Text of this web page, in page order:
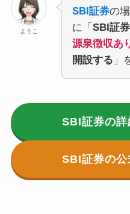
ようこ
SBI証券の
に「 SBI証
源泉徴収あ
開設する 」
SBI証券の詳
SBI証券の公